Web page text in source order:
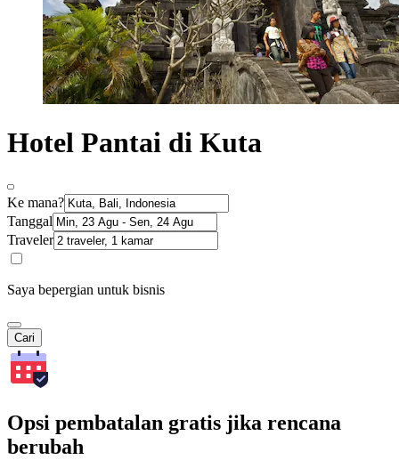
Hotel Pantai di Kuta
Ke mana?
Tanggal
Traveler
Saya bepergian untuk bisnis
Cari
Opsi pembatalan gratis jika rencana
berubah